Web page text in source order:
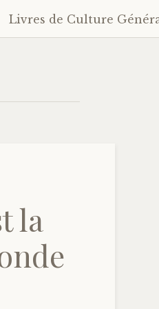
Livres de Culture
la